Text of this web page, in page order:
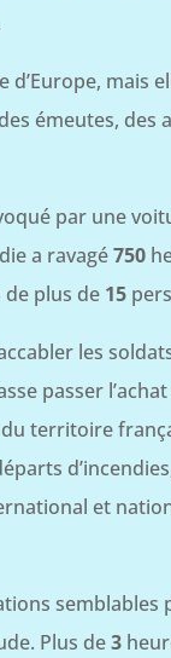
mais
émeutes, des
par une
a ravagé750
plus de 15
les
passer
territoire
et
semblables
Plus de3